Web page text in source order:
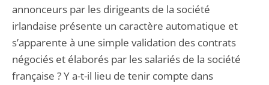
annonceurs par les dirigeants de la société
irlandaise présente un caractère automatique et
s’apparente à une simple validation des contrats
négociés et élaborés par les salariés de la société
française ? Y a-t-il lieu de tenir compte dans